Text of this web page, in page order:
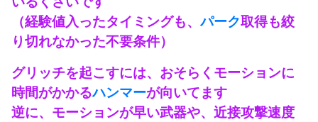
（経験値入ったタイミングも、パーク取得も絞
り切れなかった不要条件）
グリッチを起こすには、おそらくモーションに
時間がかかるハンマーが向いてます
逆に、モーションが早い武器や、近接攻撃速度